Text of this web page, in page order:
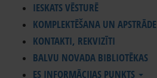
IESKATS VĒSTURĒ
KOMPLEKTĒŠANA UN APSTRĀDE
KONTAKTI, REKVIZĪTI
BALVU NOVADA BIBLIOTĒKAS
ES INFORMĀCIJAS PUNKTS